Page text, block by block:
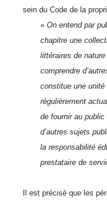
sein du Code de la
« On entend par
chapitre une
littéraires de
comprendre
constitue une unité
régulièrement
de fournir au
d’autres sujets
la responsabilité
prestataire de
Il est précisé que les